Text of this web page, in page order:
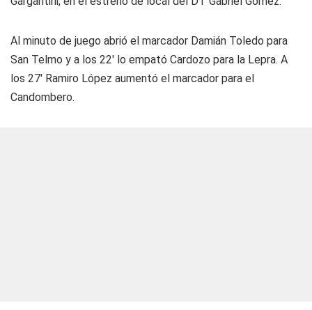
Al minuto de juego abrió el marcador Damián Toledo para
San Telmo y a los 22' lo empató Cardozo para la Lepra. A
los 27' Ramiro López aumentó el marcador para el
Candombero.